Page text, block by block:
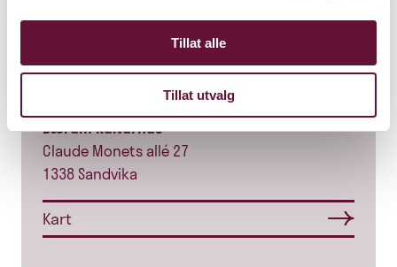
Tillat alle
Tillat utvalg
Bærum Kulturhus
Claude Monets allé 27
1338 Sandvika
Kart